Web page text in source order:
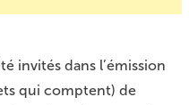
invités dans l’émission
qui comptent) de